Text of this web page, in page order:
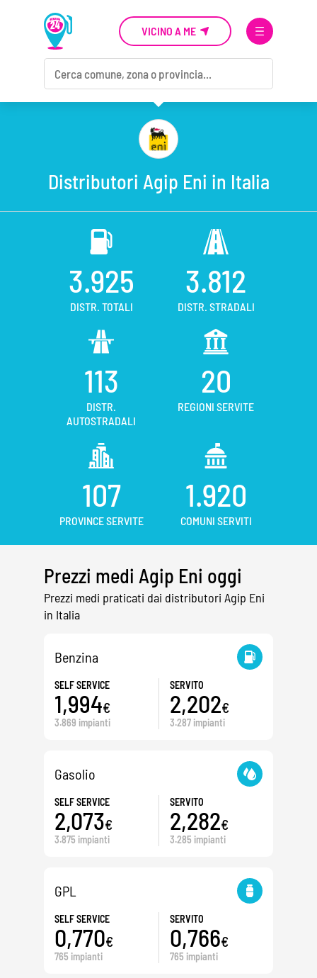
VICINO A ME
Distributori Agip Eni in Italia
3.925
DISTR. TOTALI
3.812
DISTR. STRADALI
113
DISTR.
AUTOSTRADALI
20
REGIONI SERVITE
107
PROVINCE SERVITE
1.920
COMUNI SERVITI
Prezzi medi Agip Eni oggi
Prezzi medi praticati dai distributori Agip Eni
in Italia
Benzina
SELF SERVICE
1,994€
3.869 impianti
SERVITO
2,202€
3.287 impianti
Gasolio
SELF SERVICE
2,073€
3.875 impianti
SERVITO
2,282€
3.285 impianti
GPL
SELF SERVICE
0,770€
765 impianti
SERVITO
0,766€
765 impianti